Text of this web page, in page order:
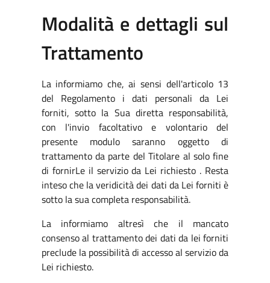
Modalità e dettagli sul
Trattamento
La informiamo che, ai sensi dell'articolo 13
del Regolamento i dati personali da Lei
forniti, sotto la Sua diretta responsabilità,
con l'invio facoltativo e volontario del
presente modulo saranno oggetto di
trattamento da parte del Titolare al solo fine
di fornirLe il servizio da Lei richiesto . Resta
inteso che la veridicità dei dati da Lei forniti è
sotto la sua completa responsabilità.
La informiamo altresì che il mancato
consenso al trattamento dei dati da lei forniti
preclude la possibilità di accesso al servizio da
Lei richiesto.